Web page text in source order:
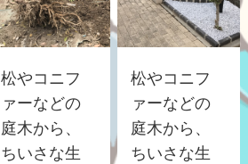
松やコニフ
ァーなどの
庭木から、
ちいさな生
松やコニフ
ァーなどの
庭木から、
ちいさな生